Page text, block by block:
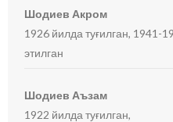
Шодиев Акром
1926 йилда туғилган, 1941-
этилган
Шодиев Аъзам
1922 йилда туғилган,